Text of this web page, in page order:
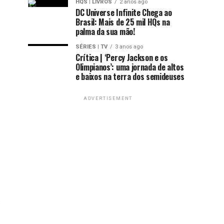
HQS | LIVROS 2 anos ago
DC Universe Infinite Chega ao
Brasil: Mais de 25 mil HQs na
palma da sua mão!
SÉRIES | TV 3 anos ago
Crítica | ‘Percy Jackson e os
Olimpianos’: uma jornada de altos
e baixos na terra dos semideuses
ADVERTISEMENT